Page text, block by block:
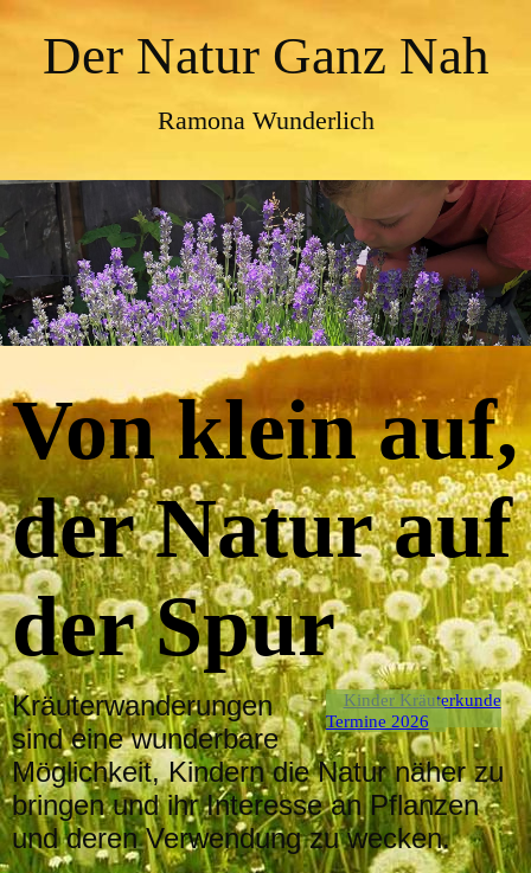
Der Natur Ganz Nah
Ramona Wunderlich
Von klein auf,
der Natur auf
der Spur
Kinder Kräuterkunde
Termine 2026
Kräuterwanderungen
sind eine wunderbare
Möglichkeit, Kindern die Natur näher zu
bringen und ihr Interesse an Pflanzen
und deren Verwendung zu wecken.